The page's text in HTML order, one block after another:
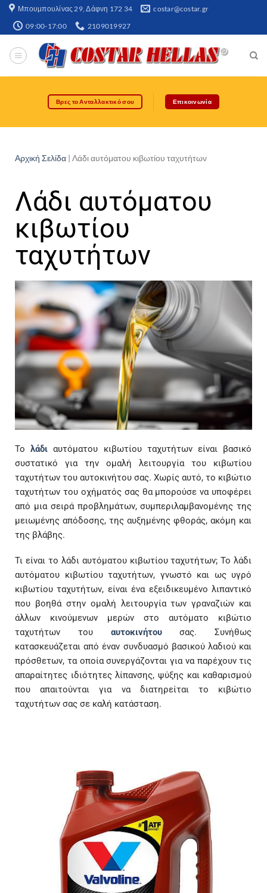
Μπουμπουλίνας 29, Δάφνη 172 34​ costar@costar.gr
09:00-17:00 2109019927
Βρες το Ανταλλακτικό σου Επικοινωνία
Αρχική Σελίδα | Λάδι αυτόματου κιβωτίου ταχυτήτων
Λάδι αυτόματου
κιβωτίου
ταχυτήτων
Τολάδι αυτόματου κιβωτίου ταχυτήτων είναι βασικό
συστατικό για την ομαλή λειτουργία του κιβωτίου
ταχυτήτων του αυτοκινήτου σας. Χωρίς αυτό, το κιβώτιο
ταχυτήτων του οχήματός σας θα μπορούσε να υποφέρει
από μια σειρά προβλημάτων, συμπεριλαμβανομένης της
μειωμένης απόδοσης, της αυξημένης φθοράς, ακόμη και
της βλάβης.
Τι είναι το λάδι αυτόματου κιβωτίου ταχυτήτων; Το λάδι
αυτόματου κιβωτίου ταχυτήτων, γνωστό και ως υγρό
κιβωτίου ταχυτήτων, είναι ένα εξειδικευμένο λιπαντικό
που βοηθά στην ομαλή λειτουργία των γραναζιών και
άλλων κινούμενων μερών στο αυτόματο κιβώτιο
ταχυτήτων του αυτοκινήτου
σας. Συνήθως
κατασκευάζεται από έναν συνδυασμό βασικού λαδιού και
πρόσθετων, τα οποία συνεργάζονται για να παρέχουν τις
απαραίτητες ιδιότητες λίπανσης, ψύξης και καθαρισμού
που απαιτούνται για να διατηρείται το κιβώτιο
ταχυτήτων σας σε καλή κατάσταση.